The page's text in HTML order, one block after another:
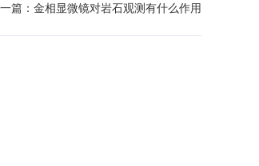
篇： 金相显微镜对岩石观测有什么作用